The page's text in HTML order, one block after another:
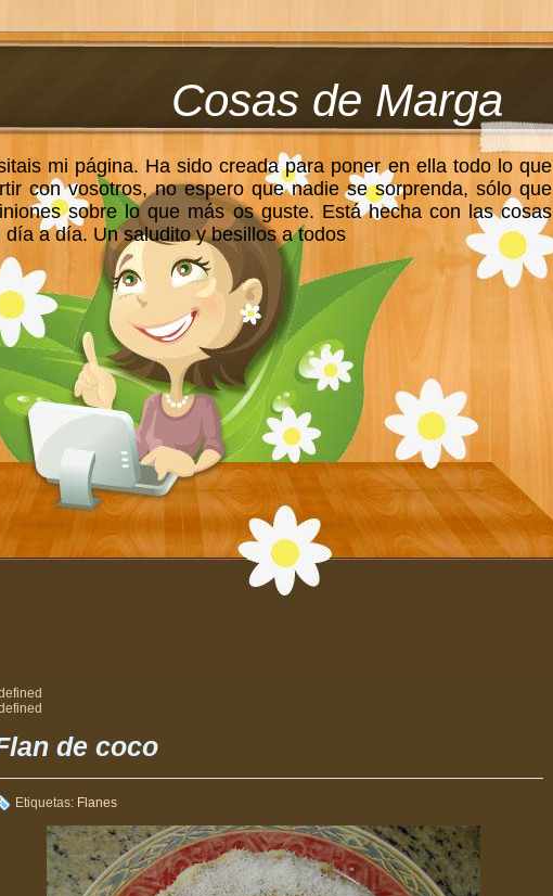
Cosas de Marga
mi página. Ha sido creada para poner en ella todo lo que
con vosotros, no espero que nadie se sorprenda, sólo que
sobre lo que más os guste. Está hecha con las cosas
a día. Un saludito y besillos a todos
de coco
Etiquetas: Flanes